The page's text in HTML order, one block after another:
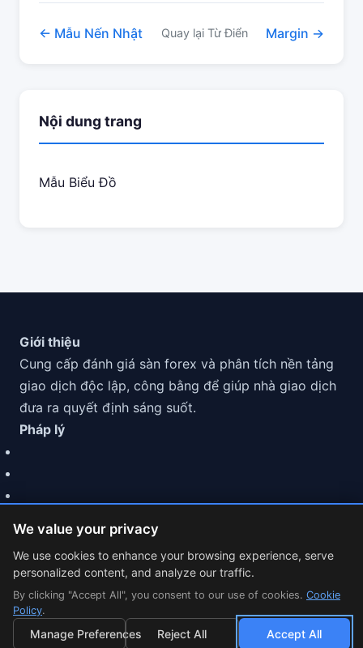
← Mẫu Nến Nhật Quay lại Từ Điển Margin →
Nội dung trang
Mẫu Biểu Đồ
We value your privacy
We use cookies to enhance your browsing experience, serve
personalized content, and analyze our traffic.
By clicking "Accept All", you consent to our use of cookies. Cookie
Policy.
Manage Preferences Reject All Accept All
Giới thiệu
Cung cấp đánh giá sàn forex và phân tích nền tảng
giao dịch độc lập, công bằng để giúp nhà giao dịch
đưa ra quyết định sáng suốt.
Pháp lý
© 2026 MarketCFD | Đánh Giá Sàn Forex. Trading involves
risk.
Cookie Settings